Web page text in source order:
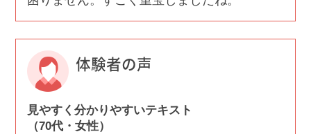
体験者の声
見やすく分かりやすいテキスト
（70代・女性）